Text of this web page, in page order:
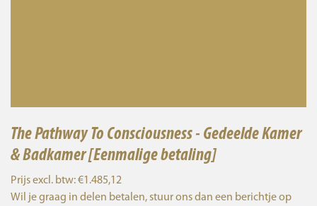
The Pathway To Consciousness - Gedeelde Kamer
& Badkamer [Eenmalige betaling]
Prijs excl. btw: €1.485,12
Wil je graag in delen betalen, stuur ons dan een berichtje op